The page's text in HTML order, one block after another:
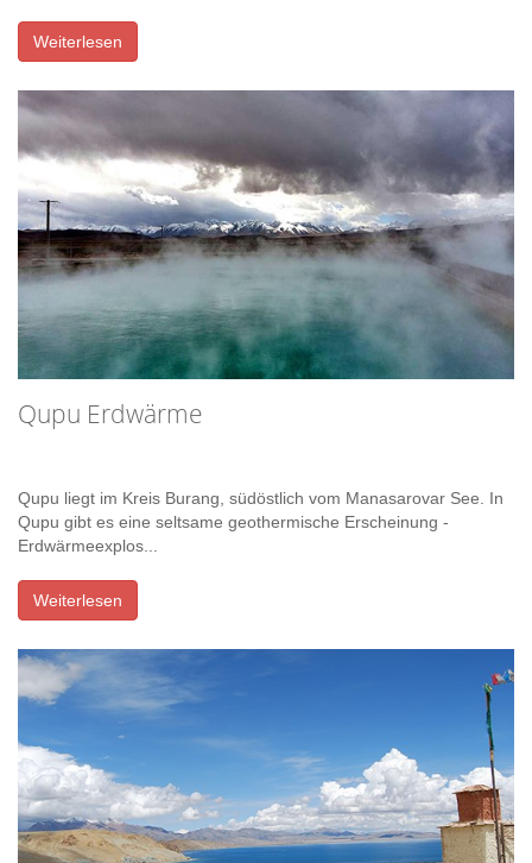
Weiterlesen
Qupu Erdwärme
Qupu liegt im Kreis Burang, südöstlich vom Manasarovar See. In
Qupu gibt es eine seltsame geothermische Erscheinung -
Erdwärmeexplos...
Weiterlesen